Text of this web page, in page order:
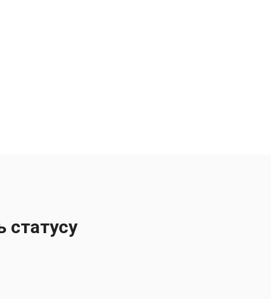
статусу